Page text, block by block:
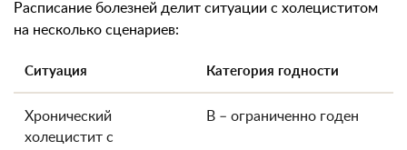
Расписание болезней делит ситуации с холециститом
на несколько сценариев:
Ситуация Категория годности
Хронический
холецистит с
В – ограниченно годен